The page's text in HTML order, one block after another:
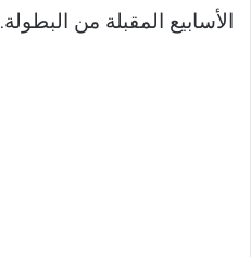
الأسابيع المقبلة من البطولة.